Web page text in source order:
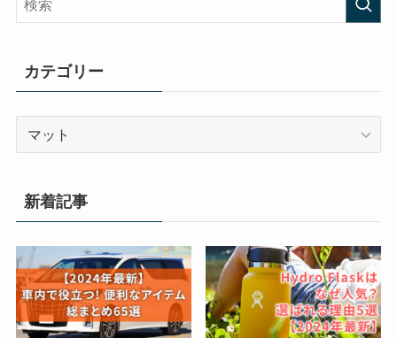
カテゴリー
リ
ー
新着記事